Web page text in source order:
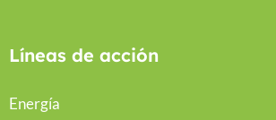
Líneas de acción
Energía